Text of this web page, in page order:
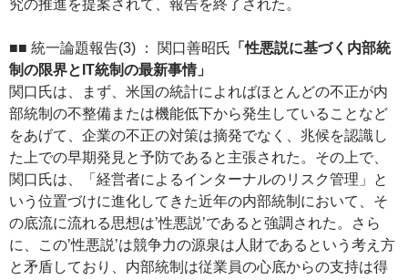
究の推進を提案されて、報告を終了された。
■■ 統一論題報告(3) ： 関口善昭氏 「性悪説に基づく内部統
制の限界とIT統制の最新事情」
関口氏は、まず、米国の統計によればほとんどの不正が内
部統制の不整備または機能低下から発生していることなど
をあげて、企業の不正の対策は摘発でなく、兆候を認識し
た上での早期発見と予防であると主張された。その上で、
関口氏は、「経営者によるインターナルのリスク管理」と
いう位置づけに進化してきた近年の内部統制において、そ
の底流に流れる思想は’性悪説’であると強調された。さら
に、この’性悪説’は競争力の源泉は人財であるという考え方
と矛盾しており、内部統制は従業員の心底からの支持は得